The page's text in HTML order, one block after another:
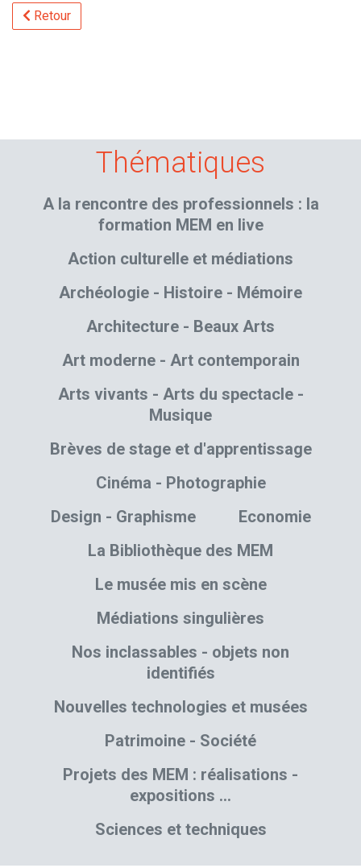
Retour
Thématiques
A la rencontre des professionnels : la
formation MEM en live
Action culturelle et médiations
Archéologie - Histoire - Mémoire
Architecture - Beaux Arts
Art moderne - Art contemporain
Arts vivants - Arts du spectacle -
Musique
Brèves de stage et d'apprentissage
Cinéma - Photographie
Design - Graphisme
Economie
La Bibliothèque des MEM
Le musée mis en scène
Médiations singulières
Nos inclassables - objets non
identifiés
Nouvelles technologies et musées
Patrimoine - Société
Projets des MEM : réalisations -
expositions …
Sciences et techniques